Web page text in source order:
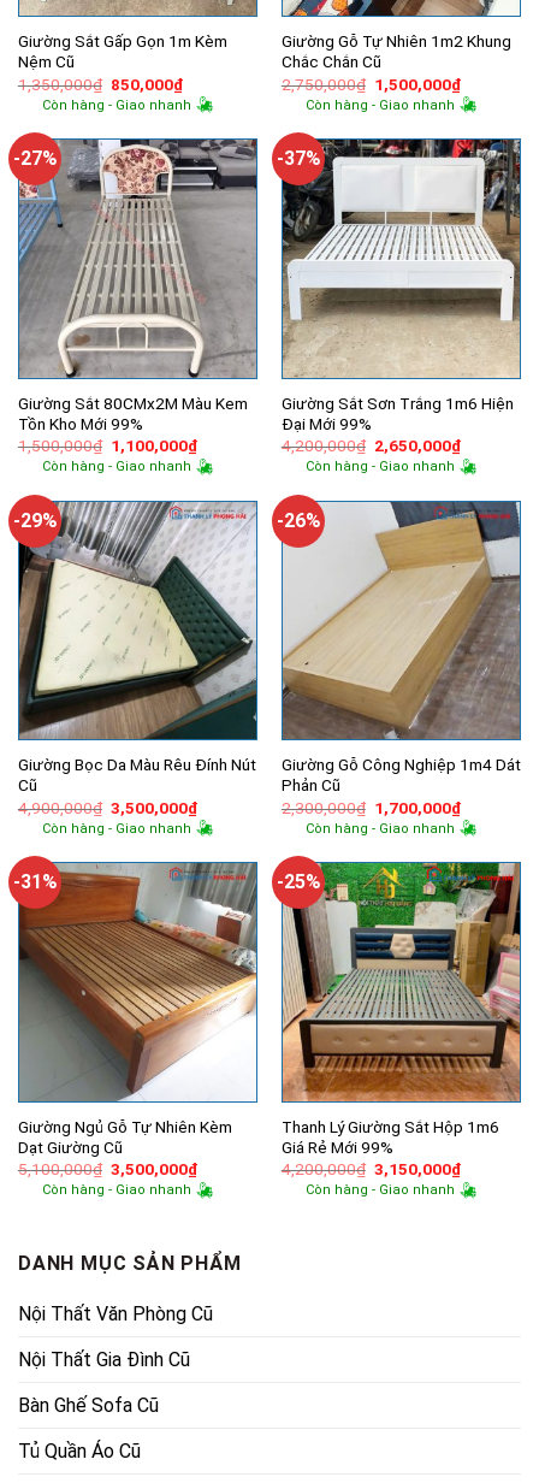
Giường Sắt Gấp Gọn 1m Kèm
Nệm Cũ
1,350,000₫ Giá
gốc
là:
850,000₫Giá
hiện
tại
850,000₫.
Còn hàng - Giao nhanh
Giường Gỗ Tự Nhiên 1m2 Khung
Chắc Chắn Cũ
2,750,000₫ Giá
gốc
là:
1,500,000₫Giá
hiện
tại
Còn hàng - Giao nhanh
-27%
Giường Sắt 80CMx2M Màu Kem
Tồn Kho Mới 99%
1,500,000₫ Giá
gốc
là:
1,100,000₫Giá
hiện
tại
1,100,000₫.
Còn hàng - Giao nhanh
-37%
Giường Sắt Sơn Trắng 1m6 Hiện
Đại Mới 99%
4,200,000₫ Giá
gốc
là:
2,650,000₫Giá
hiện
tại
Còn hàng - Giao nhanh
-29%
Giường Bọc Da Màu Rêu Đính Nút
Cũ
4,900,000₫ Giá
gốc
là:
3,500,000₫Giá
hiện
tại
3,500,000₫.
Còn hàng - Giao nhanh
-26%
Giường Gỗ Công Nghiệp 1m4 Dát
Phản Cũ
2,300,000₫ Giá
gốc
là:
1,700,000₫Giá
hiện
tại
Còn hàng - Giao nhanh
-31%
Giường Ngủ Gỗ Tự Nhiên Kèm
Dạt Giường Cũ
5,100,000₫ Giá
gốc
là:
3,500,000₫Giá
hiện
tại
Còn hàng - Giao nhanh
-25%
Thanh Lý Giường Sắt Hộp 1m6
Giá Rẻ Mới 99%
4,200,000₫ Giá
gốc
là:
3,150,000₫Giá
hiện
tại
Còn hàng - Giao nhanh
DANH MỤC SẢN PHẨM
Nội Thất Văn Phòng Cũ
Nội Thất Gia Đình Cũ
Bàn Ghế Sofa Cũ
Tủ Quần Áo Cũ